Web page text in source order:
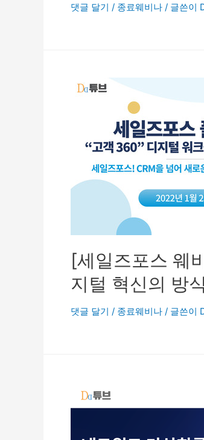
댓글 달기 / 종료웨비나 / 글쓴이
[세일즈포스 웨
지털 혁신의 방
댓글 달기 / 종료웨비나 / 글쓴이